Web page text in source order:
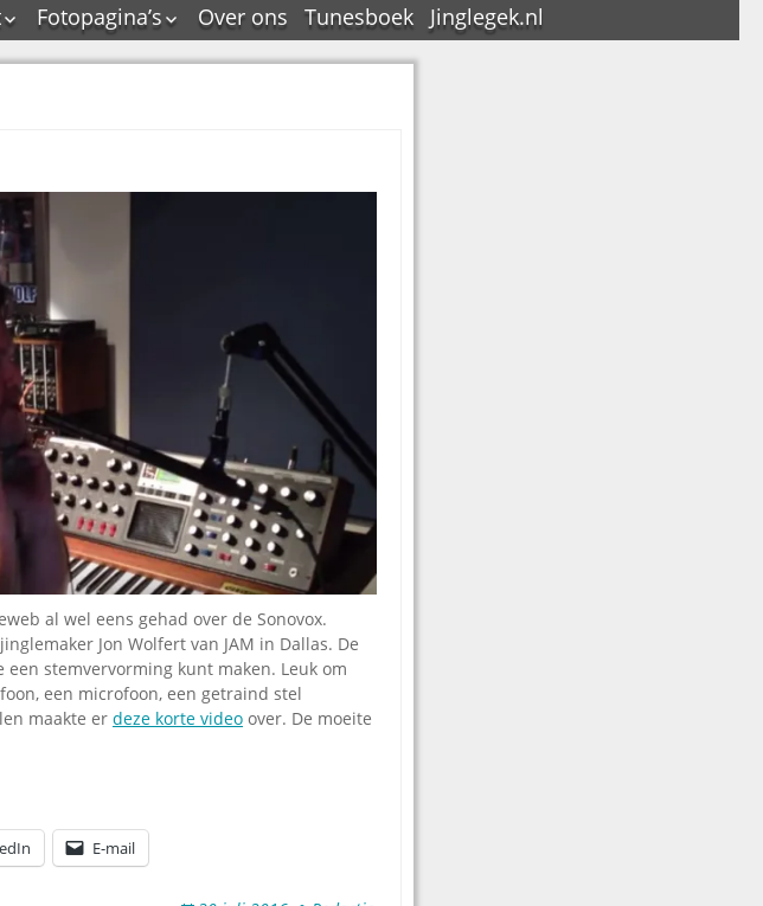
–
city
65
interview
Klaas
Fotopagina’s
JAM in pictures
foto’s
Over ons Tunesboek Jinglegek.nl
al wel eens gehad over de Sonovox.
Jon Wolfert van JAM in Dallas. De
stemvervorming kunt maken. Leuk om
een microfoon, een getraind stel
maakte er deze korte video over. De moeite
E-mail